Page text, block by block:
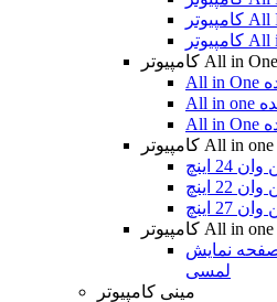
اینچ
اینچ
اینچ
صفحه نمایش
لمسی
مینی کامپیوتر